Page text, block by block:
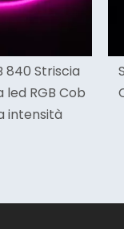
a LED
5 metri ad alta
intensità